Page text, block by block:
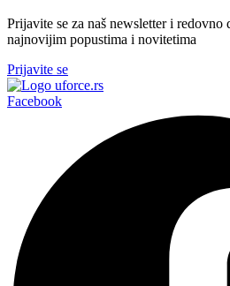
Prijavite se za naš newsletter i
najnovijim popustima i novitetima
Prijavite se
Facebook